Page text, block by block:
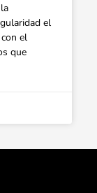
el
el
que